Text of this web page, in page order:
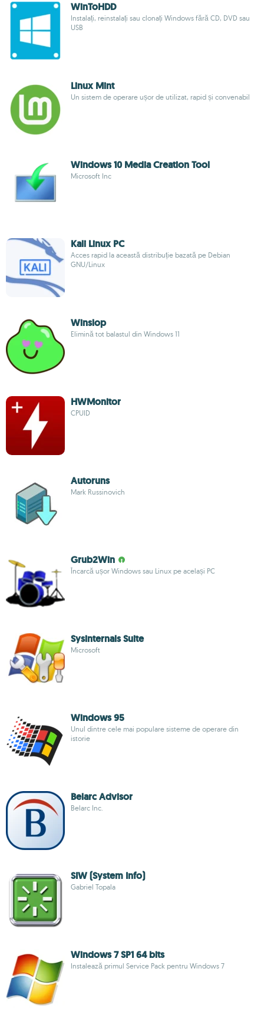
WinToHDD
Instalați, reinstalați sau clonați Windows fără CD, DVD sau
USB
Linux Mint
Un sistem de operare ușor de utilizat, rapid și convenabil
Windows 10 Media Creation Tool
Microsoft Inc
Kali Linux PC
Acces rapid la această distribuție bazată pe Debian
GNU/Linux
Winslop
Elimină tot balastul din Windows 11
HWMonitor
CPUID
Autoruns
Mark Russinovich
Grub2Win
Încarcă ușor Windows sau Linux pe același PC
Sysinternals Suite
Microsoft
Windows 95
Unul dintre cele mai populare sisteme de operare din
istorie
Belarc Advisor
Belarc Inc.
SIW (System Info)
Gabriel Topala
Windows 7 SP1 64 bits
Instalează primul Service Pack pentru Windows 7